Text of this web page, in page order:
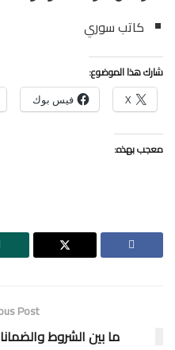
كاتب سوري
شارك هذا الموضوع:
X فيس بوك
معجب بهذه:
Post
ما بين الشروط